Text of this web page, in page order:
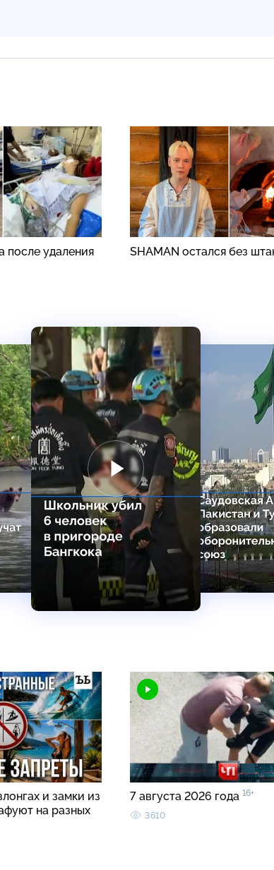
после удаления
SHAMAN остался без
и замки из
на разных
7 августа 2026 года 16+
3610